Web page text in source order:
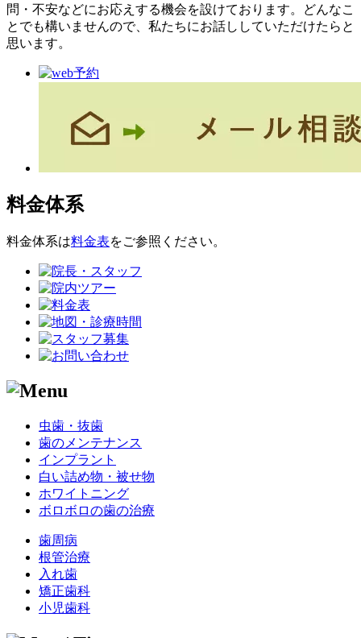
問・不安などにお応えする機会を設けております。どんなこ
とでも構いませんので、私たちにお話ししていただけたらと
思います。
料金体系
料金体系は料金表をご参照ください。
虫歯・抜歯
歯のメンテナンス
インプラント
白い詰め物・被せ物
ホワイトニング
ボロボロの歯の治療
歯周病
根管治療
入れ歯
矯正歯科
小児歯科